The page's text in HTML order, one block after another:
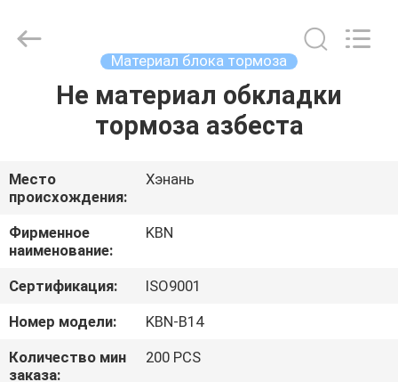
ДОМ
О
НАС
ПУТЕШЕСТВИЕ
ФАБРИКИ
Материал блока тормоза
Не материал обкладки
тормоза азбеста
Место
происхождения:
Хэнань
Фирменное
наименование:
KBN
Сертификация:
ISO9001
Номер модели:
KBN-B14
Количество мин
заказа:
200 PCS